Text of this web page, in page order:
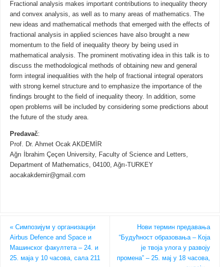
Fractional analysis makes important contributions to inequality theory
and convex analysis, as well as to many areas of mathematics. The
new ideas and mathematical methods that emerged with the effects of
fractional analysis in applied sciences have also brought a new
momentum to the field of inequality theory by being used in
mathematical analysis. The prominent motivating idea in this talk is to
discuss the methodological methods of obtaining new and general
form integral inequalities with the help of fractional integral operators
with strong kernel structure and to emphasize the importance of the
findings brought to the field of inequality theory. In addition, some
open problems will be included by considering some predictions about
the future of the study area.
Predavač:
Prof. Dr. Ahmet Ocak AKDEMİR
Ağrı İbrahim Çeçen University, Faculty of Science and Letters,
Department of Mathematics, 04100, Ağrı-TURKEY
aocakakdemir@gmail.com
«Симпозијум у организацији
Airbus Defence and Space и
Машинског факултета – 24. и
25. маја у 10 часова, сала 211
Нови термин предавања
“Будућност образовања – Која
је твоја улога у развоју
промена” – 25. мај у 18 часова,